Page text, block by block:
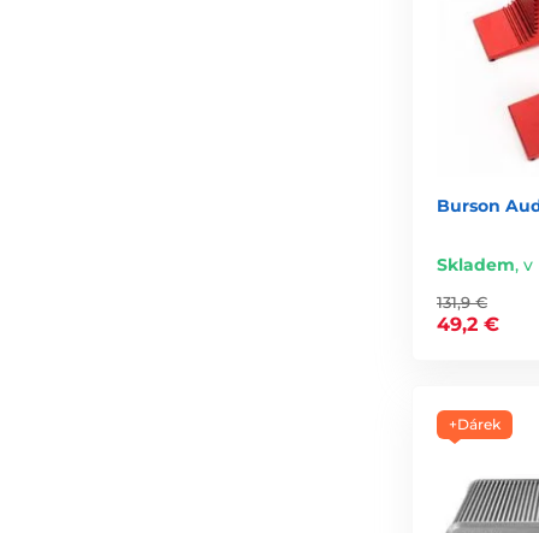
Burson
Skladem, v
131,9 €
49,2 €
+Dárek